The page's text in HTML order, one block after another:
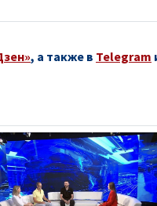
, а также в Telegram